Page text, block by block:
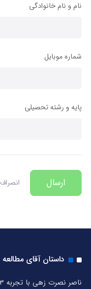
نام و نام خانوادگی
شماره موبایل
پایه و رشته تحصیلی
ارسال انصراف
داستان آقای مطالعه